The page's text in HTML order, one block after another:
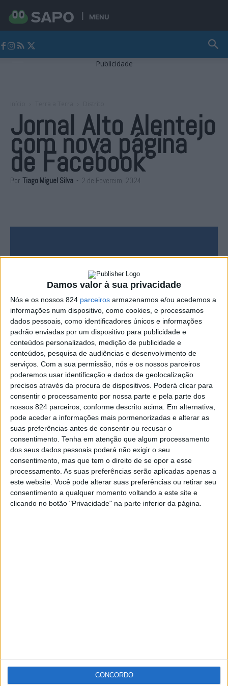
Damos valor à sua privacidade
Nós e os nossos 824 parceiros armazenamos e/ou acedemos a
informações num dispositivo, como cookies, e processamos
dados pessoais, como identificadores únicos e informações
padrão enviadas por um dispositivo para publicidade e
conteúdos personalizados, medição de publicidade e
conteúdos, pesquisa de audiências e desenvolvimento de
serviços. Com a sua permissão, nós e os nossos parceiros
poderemos usar identificação e dados de geolocalização
precisos através da procura de dispositivos. Poderá clicar para
consentir o processamento por nossa parte e pela parte dos
nossos 824 parceiros, conforme descrito acima. Em alternativa,
pode aceder a informações mais pormenorizadas e alterar as
suas preferências antes de consentir ou recusar o
consentimento. Tenha em atenção que algum processamento
dos seus dados pessoais poderá não exigir o seu
consentimento, mas que tem o direito de se opor a esse
processamento. As suas preferências serão aplicadas apenas a
este website. Você pode alterar suas preferências ou retirar seu
consentimento a qualquer momento voltando a este site e
clicando no botão "Privacidade" na parte inferior da página.
CONCORDO
MENU
Publicidade
Jornal Alto Alentejo
com nova página
de Facebook
Por Tiago Miguel Silva - 2 de Fevereiro, 2024
O Jornal Alto Alentejo lançou uma nova página de
Facebook, na sequência de a conta anterior ter sido alvo
de pirataria, deixando a equipa do semanário sem acesso
à sua gestão.
A nova página, intitulada “Alto Alentejo – A Informação
Terra a Terra”, tem nova imagem e está garantida a sua
actualização diária com as notícias que marcam a
actualizada do distrito de Portalegre.